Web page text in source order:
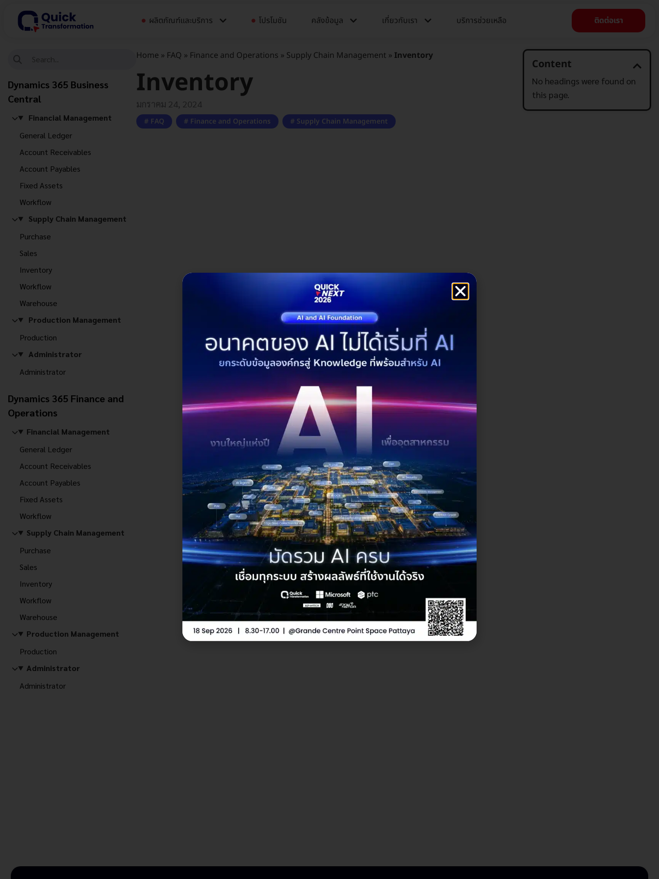
ผลิตภัณฑ์และบริการ โปรโมชัน คลังข้อมูล​​ เกี่ยวกับเรา บริการช่วยเหลือ ติดต่อเรา
Dynamics 365 Business
Central
Financial Management
General Ledger
Account Receivables
Account Payables
Fixed Assets
Workflow
Supply Chain Management
Purchase
Sales
Inventory
Workflow
Warehouse
Production Management
Production
Administrator
Administrator
Dynamics 365 Finance and
Operations
Financial Management
General Ledger
Account Receivables
Account Payables
Fixed Assets
Workflow
Supply Chain Management
Purchase
Sales
Inventory
Workflow
Warehouse
Production Management
Production
Administrator
Administrator
Home » FAQ » Finance and Operations » Supply Chain Management » Inventory
Inventory
มกราคม 24, 2024
FAQ , Finance and Operations , Supply Chain Management
Content
No headings were found on
this page.